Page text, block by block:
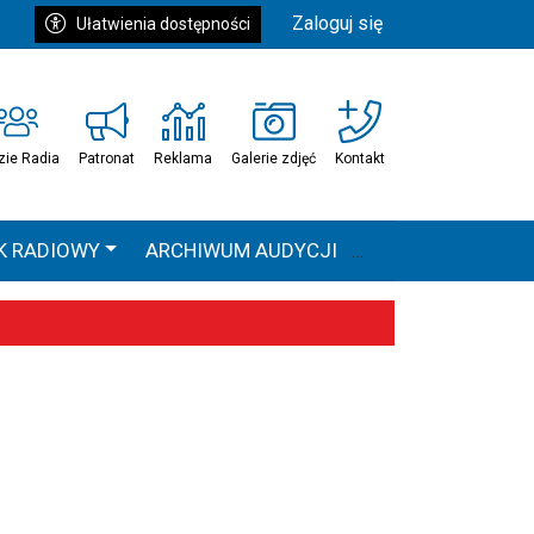
Ułatwienia dostępności Zaloguj się
Radia Patronat Reklama Galerie zdjęć Kontakt
RADIOWY ARCHIWUM AUDYCJI
HEAVEN TOUR